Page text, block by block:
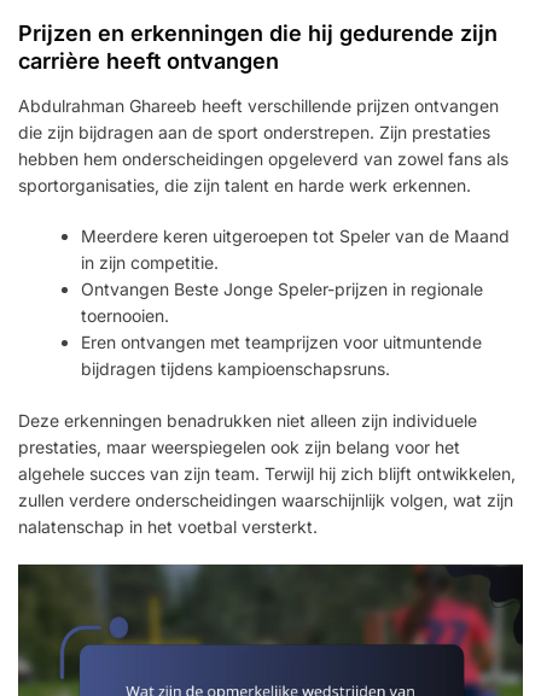
Prijzen en erkenningen die hij gedurende zijn
carrière heeft ontvangen
Abdulrahman Ghareeb heeft verschillende prijzen ontvangen
die zijn bijdragen aan de sport onderstrepen. Zijn prestaties
hebben hem onderscheidingen opgeleverd van zowel fans als
sportorganisaties, die zijn talent en harde werk erkennen.
Meerdere keren uitgeroepen tot Speler van de Maand
in zijn competitie.
Ontvangen Beste Jonge Speler-prijzen in regionale
toernooien.
Eren ontvangen met teamprijzen voor uitmuntende
bijdragen tijdens kampioenschapsruns.
Deze erkenningen benadrukken niet alleen zijn individuele
prestaties, maar weerspiegelen ook zijn belang voor het
algehele succes van zijn team. Terwijl hij zich blijft ontwikkelen,
zullen verdere onderscheidingen waarschijnlijk volgen, wat zijn
nalatenschap in het voetbal versterkt.